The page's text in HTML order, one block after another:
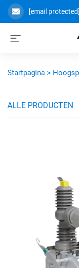
[email protected]
Startpagina >
ALLE PRODUCTEN